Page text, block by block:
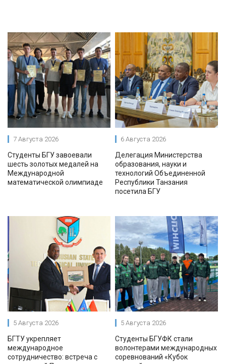
7 Августа 2026
Студенты БГУ завоевали
шесть золотых медалей на
Международной
математической олимпиаде
6 Августа 2026
Делегация Министерства
образования, науки и
технологий Объединенной
Республики Танзания
посетила БГУ
5 Августа 2026
БГТУ укрепляет
международное
сотрудничество: встреча с
5 Августа 2026
Студенты БГУФК стали
волонтерами международных
соревнований «Кубок